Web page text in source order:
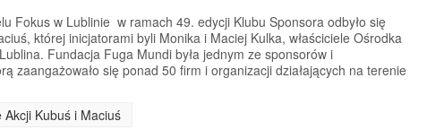
Fokus w Lublinie w ramach 49. edycji Klubu Sponsora odbyło się
której inicjatorami byli Monika i Maciej Kulka, właściciele Ośrodka
Fundacja Fuga Mundi była jednym ze sponsorów i
zaangażowało się ponad 50 firm i organizacji działających na terenie
Kubuś i Maciuś